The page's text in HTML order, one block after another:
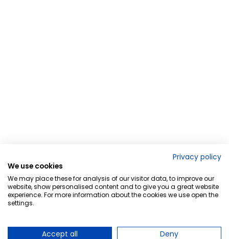
Privacy policy
We use cookies
We may place these for analysis of our visitor data, to improve our
website, show personalised content and to give you a great website
experience. For more information about the cookies we use open the
settings.
Accept all Deny